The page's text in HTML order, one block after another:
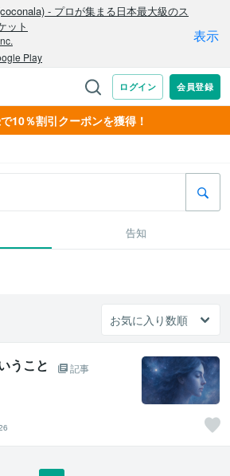
10％割引クーポンを獲得！
告知
うこと
記事